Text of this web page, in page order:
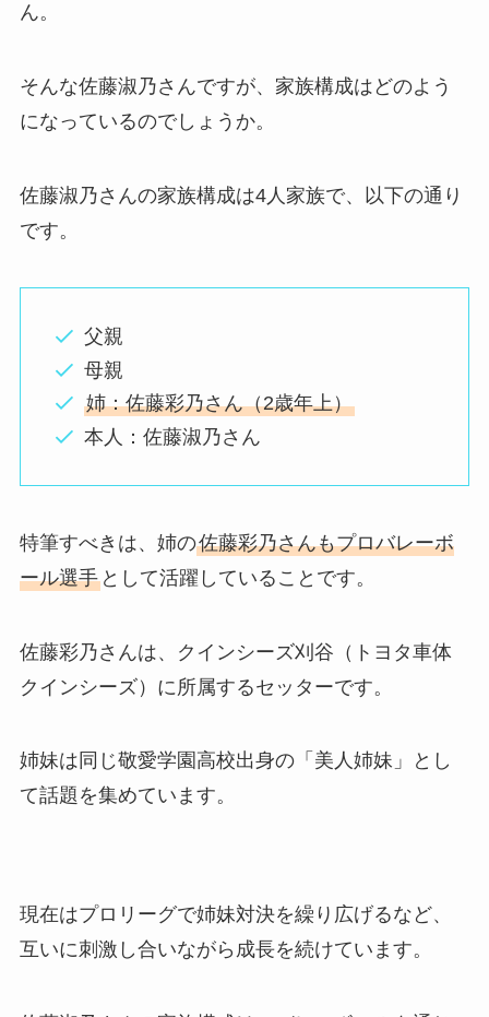
ん。
そんな佐藤淑乃さんですが、家族構成はどのよう
になっているのでしょうか。
佐藤淑乃さんの家族構成は4人家族で、以下の通り
です。
父親
母親
姉：佐藤彩乃さん（2歳年上）
本人：佐藤淑乃さん
特筆すべきは、姉の佐藤彩乃さんもプロバレーボ
ール選手として活躍していることです。
佐藤彩乃さんは、クインシーズ刈谷（トヨタ車体
クインシーズ）に所属するセッターです。
姉妹は同じ敬愛学園高校出身の「美人姉妹」とし
て話題を集めています。
現在はプロリーグで姉妹対決を繰り広げるなど、
互いに刺激し合いながら成長を続けています。